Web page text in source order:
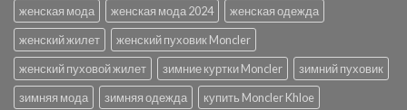
женская мода
женская мода 2024
женская одежда
женский жилет
женский пуховик Moncler
женский пуховой жилет
зимние куртки Moncler
зимний пуховик
зимняя мода
зимняя одежда
купить Moncler Khloe